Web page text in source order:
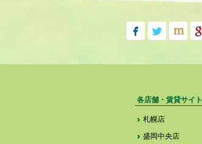
各店舗・賃貸サイト
札幌店
盛岡中央店